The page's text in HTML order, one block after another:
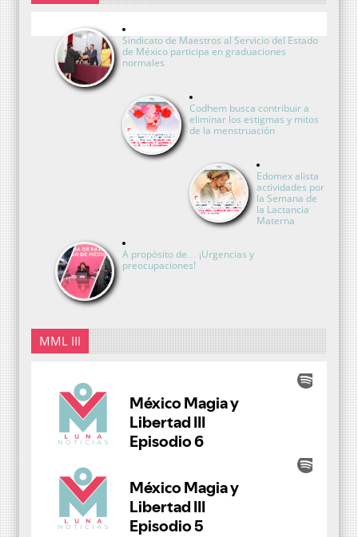
Sindicato de Maestros al Servicio del Estado
de México participa en graduaciones
normales
Codhem busca contribuir a
eliminar los estigmas y mitos
de la menstruación
Edomex alista
actividades por
la Semana de
la Lactancia
Materna
A propósito de… ¡Urgencias y
preocupaciones!
MML III